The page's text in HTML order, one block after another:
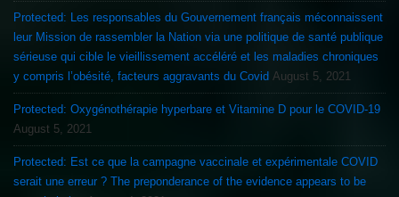
Protected: Les responsables du Gouvernement français méconnaissent
leur Mission de rassembler la Nation via une politique de santé publique
sérieuse qui cible le vieillissement accéléré et les maladies chroniques
y compris l’obésité, facteurs aggravants du Covid August 5, 2021
Protected: Oxygénothérapie hyperbare et Vitamine D pour le COVID-19
August 5, 2021
Protected: Est ce que la campagne vaccinale et expérimentale COVID
serait une erreur ? The preponderance of the evidence appears to be